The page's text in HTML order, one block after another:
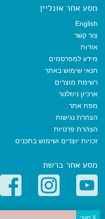
מסע אחר אונליין
English
צור קשר
אודות
מידע למפרסמים
תנאי שימוש באתר
רשימת מוצרים
ארכיון ניוזלטר
מפת אתר
הצהרת נגישות
הצהרת פרטיות
זכויות יוצרים ושימוש בתכנים
מסע אחר ברשת
קטגוריות פופולריות